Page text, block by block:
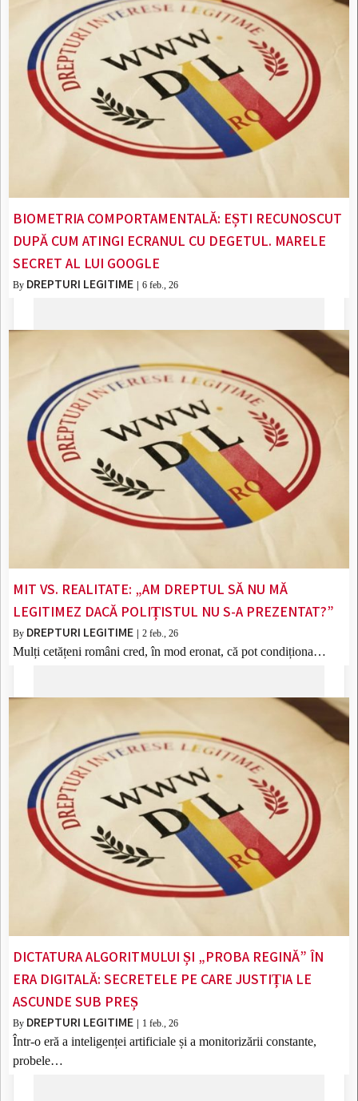
BIOMETRIA COMPORTAMENTALĂ: EȘTI RECUNOSCUT
DUPĂ CUM ATINGI ECRANUL CU DEGETUL. MARELE
SECRET AL LUI GOOGLE
By DREPTURI LEGITIME 6 feb., 26
MIT VS. REALITATE: „AM DREPTUL SĂ NU MĂ
LEGITIMEZ DACĂ POLIȚISTUL NU S-A PREZENTAT?”
By DREPTURI LEGITIME 2 feb., 26
Mulți cetățeni români cred, în mod eronat, că pot condiționa…
DICTATURA ALGORITMULUI ȘI „PROBA REGINĂ” ÎN
ERA DIGITALĂ: SECRETELE PE CARE JUSTIȚIA LE
ASCUNDE SUB PREȘ
By DREPTURI LEGITIME 1 feb., 26
Într-o eră a inteligenței artificiale și a monitorizării constante,
probele…